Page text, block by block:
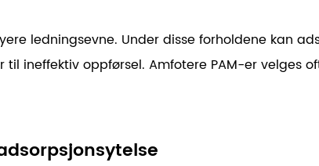
ledningsevne. Under disse forholdene kan
ineffektiv oppførsel. Amfotere PAM-er velges